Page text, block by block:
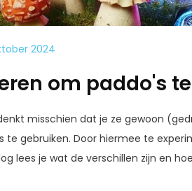
2024
om paddo's
misschien dat je ze gewoon
gebruiken. Door hiermee te
lees je wat de verschillen zijn en